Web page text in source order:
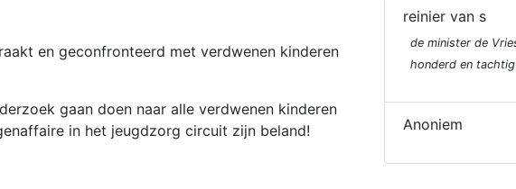
en geconfronteerd met verdwenen kinderen
gaan doen naar alle verdwenen kinderen
in het jeugdzorg circuit zijn beland!
reinier van s
de minister de
honderd en
Anoniem